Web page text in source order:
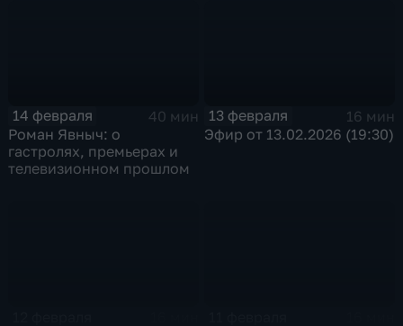
14 февраля
40 мин
Роман Явныч: о
гастролях, премьерах и
телевизионном прошлом
13 февраля
16 мин
Эфир от 13.02.2026 (19:30)